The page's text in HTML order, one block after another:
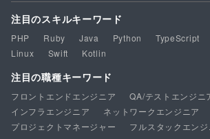
注目のスキルキーワード
PHP Ruby Java Python TypeScript
Linux
Swift Kotlin
注目の職種キーワード
フロントエンドエンジニア
QA/テストエンジニ
インフラエンジニア
ネットワークエンジニア
プロジェクトマネージャー
フルスタックエンジ